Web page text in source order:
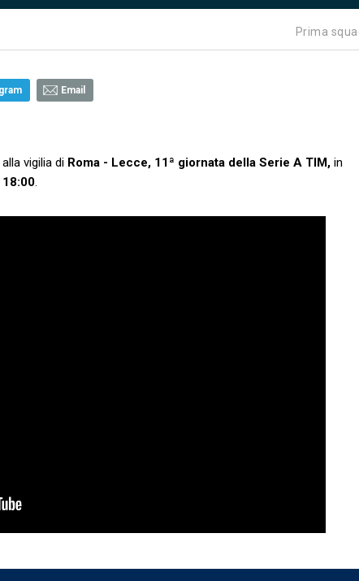
Prima
Email
vigilia di Roma - Lecce, 11ª giornata della Serie A TIM, in
.